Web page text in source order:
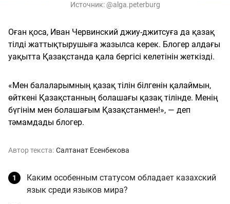
Источник: @alga.peterburg
Оған қоса, Иван Червинский джиу-джитсуға да қазақ
тілді жаттықтырушыға жазылса керек. Блогер алдағы
уақытта Қазақстанда қала бергісі келетінін жеткізді.
«Мен балаларымның қазақ тілін білгенін қалаймын,
өйткені Қазақстанның болашағы қазақ тілінде. Менің
бүгінім мен болашағым Қазақстанмен!», — деп
тәмамдады блогер.
Автор текста: Салтанат Есенбекова
Каким особенным статусом обладает казахский
язык среди языков мира?